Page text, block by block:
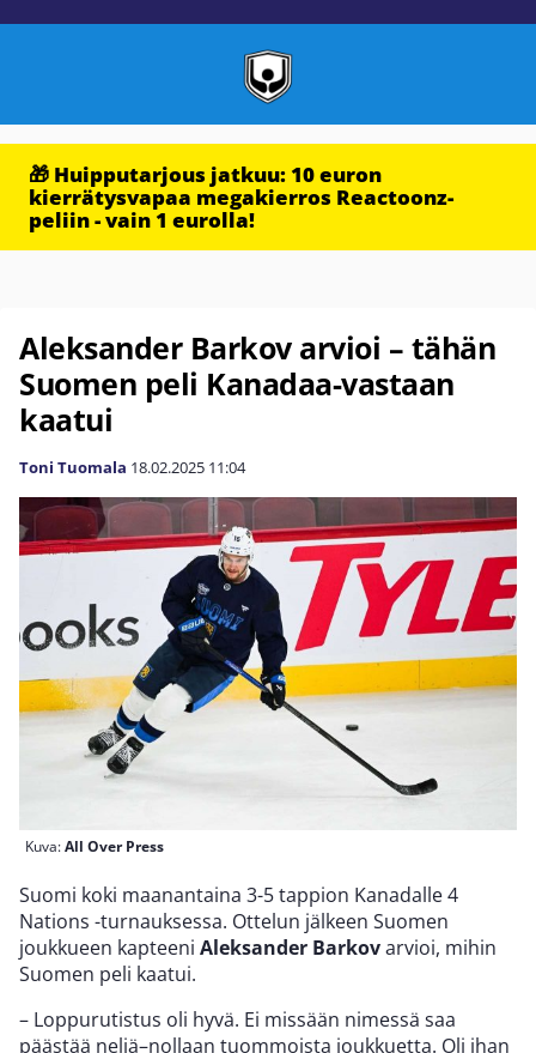
🎁 Huipputarjous jatkuu: 10 euron
kierrätysvapaa megakierros Reactoonz-
peliin - vain 1 eurolla!
Aleksander Barkov arvioi – tähän
Suomen peli Kanadaa-vastaan
kaatui
Toni Tuomala 18.02.2025 11:04
Kuva:All Over Press
Suomi koki maanantaina 3-5 tappion Kanadalle 4
Nations -turnauksessa. Ottelun jälkeen Suomen
joukkueen kapteeni Aleksander Barkovarvioi, mihin
Suomen peli kaatui.
– Loppurutistus oli hyvä. Ei missään nimessä saa
päästää neljä–nollaan tuommoista joukkuetta. Oli ihan